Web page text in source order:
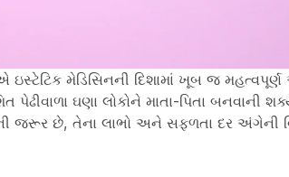
મેડિસિનની દિશામાં ખૂબ જ
પેઢીવાળા ઘણા લોકોને માતા-પિતા બનવાની
જરૂર છે, તેના લાભો અને સફળતા દર અંગેની